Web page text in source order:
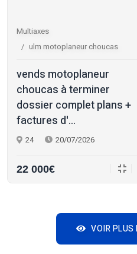
Multiaxes
ulm motoplaneur choucas
vends motoplaneur
choucas à terminer
dossier complet plans +
factures d'...
24 20/07/2026
22 000€
VOIR PLUS